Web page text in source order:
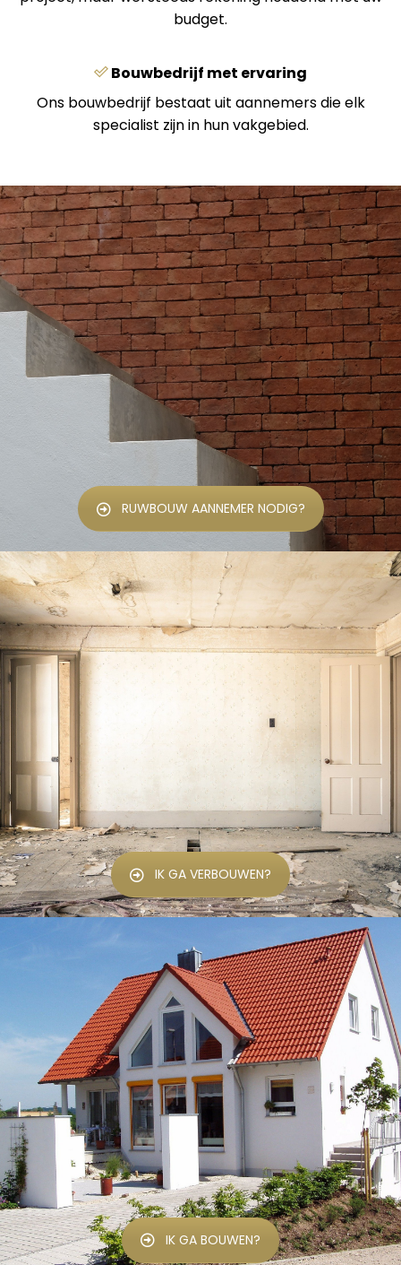
budget.
Bouwbedrijf met ervaring
Ons bouwbedrijf bestaat uit aannemers die elk
specialist zijn in hun vakgebied.
RUWBOUW AANNEMER NODIG?
IK GA VERBOUWEN?
IK GA BOUWEN?